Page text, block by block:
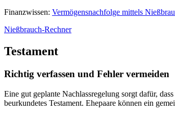
Finanzwissen: Vermögensnachfolge mittels
Nießbrauch-Rechner
Testament
Richtig verfassen und Fehler vermeiden
Eine gut geplante Nachlassregelung sorgt dafür,
beurkundetes Testament. Ehepaare können ein